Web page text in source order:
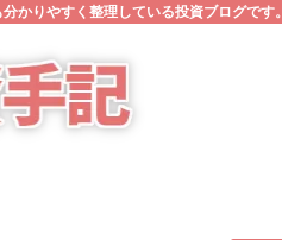
かりやすく整理している投資ブログです。